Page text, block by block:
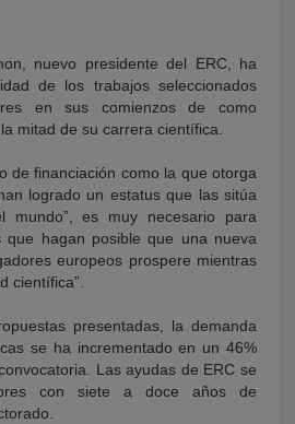
nuevo presidente del ERC, ha
de los trabajos seleccionados
en sus comienzos de como
mitad de su carrera científica.
de financiación como la que otorga
logrado un estatus que las sitúa
mundo”, es muy necesario para
que hagan posible que una nueva
europeos prospere mientras
científica”.
presentadas, la demanda
se ha incrementado en un 46%
Las ayudas de ERC se
con siete a doce años de